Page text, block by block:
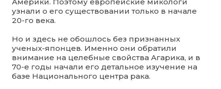
узнали о его существовании только в начале
20-го века.
Но и здесь не обошлось без признанных
ученых-японцев. Именно они обратили
внимание на целебные свойства Агарика, и в
70-е годы начали его детальное изучение на
базе Национального центра рака.